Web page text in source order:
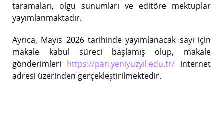
taramaları, olgu sunumları ve editöre mektuplar
yayımlanmaktadır.
Ayrıca, Mayıs 2026 tarihinde yayımlanacak sayı için
makale kabul süreci başlamış olup, makale
gönderimleri https://pan.yeniyuzyil.edu.tr/ internet
adresi üzerinden gerçekleştirilmektedir.